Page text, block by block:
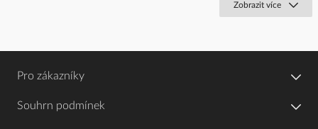
Zobrazit více
Pro zákazníky
Souhrn podmínek